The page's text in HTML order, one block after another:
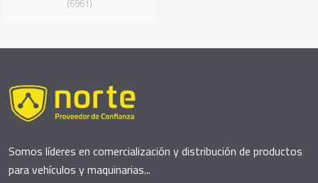
(6961)
Somos líderes en comercialización y distribución de productos
para vehículos y maquinarias...